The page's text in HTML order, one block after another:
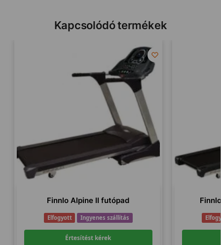
Kapcsolódó termékek
Finnlo Alpine II futópad
Elfogyott Ingyenes szállítás
Értesítést kérek